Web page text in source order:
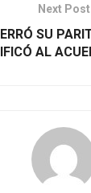
Next Post
SU
AL